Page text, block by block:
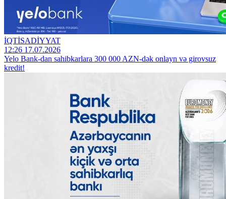
İQTİSADİYYAT
12:26 17.07.2026
Yelo Bank-dan sahibkarlara 300 000 AZN-dək onlayn və girovsuz
kredit!